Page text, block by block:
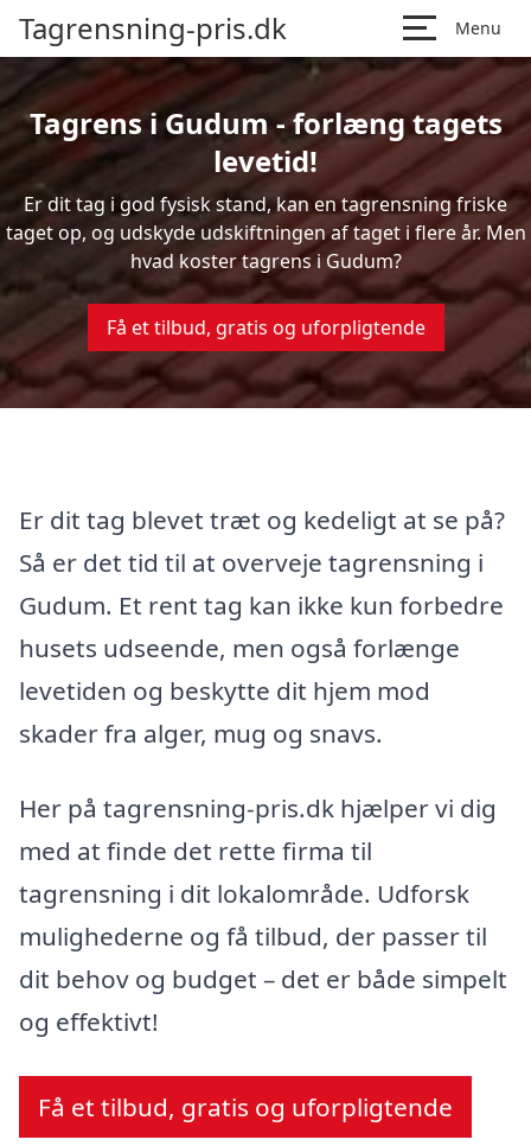
Tagrensning-pris.dk Menu
Tagrens i Gudum - forlæng tagets
levetid!
Er dit tag i god fysisk stand, kan en tagrensning friske
taget op, og udskyde udskiftningen af taget i flere år. Men
hvad koster tagrens i Gudum?
Få et tilbud, gratis og uforpligtende
Er dit tag blevet træt og kedeligt at se på?
Så er det tid til at overveje tagrensning i
Gudum. Et rent tag kan ikke kun forbedre
husets udseende, men også forlænge
levetiden og beskytte dit hjem mod
skader fra alger, mug og snavs.
Her på tagrensning-pris.dk hjælper vi dig
med at finde det rette firma til
tagrensning i dit lokalområde. Udforsk
mulighederne og få tilbud, der passer til
dit behov og budget – det er både simpelt
og effektivt!
Få et tilbud, gratis og uforpligtende